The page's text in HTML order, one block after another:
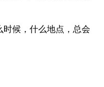
候，什么地点，总会